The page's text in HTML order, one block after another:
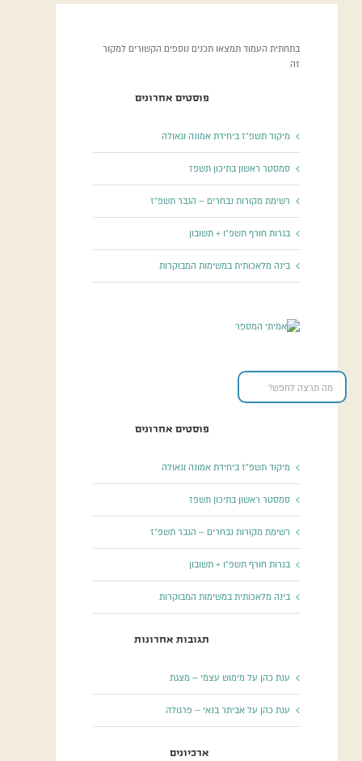
בתחתית העמוד תמצאו תכנים נוספים הקשורים למקור
זה
פוסטים אחרונים
מיקוד תשפ”ז ביחידת אמונה וגאולה
סמסטר ראשון בתיכון תשפז
רשימת מקורות נבחרים – הגבר תשפ”ז
בגרות חורף תשפ”ו + תשובון
בינה מלאכותית במשימות המבוקרות
פוסטים אחרונים
מיקוד תשפ”ז ביחידת אמונה וגאולה
סמסטר ראשון בתיכון תשפז
רשימת מקורות נבחרים – הגבר תשפ”ז
בגרות חורף תשפ”ו + תשובון
בינה מלאכותית במשימות המבוקרות
תגובות אחרונות
ענת כהן על מימוש עצמי – מצגת
ענת כהן על אביתר בנאי – פרגולה
ארכיונים